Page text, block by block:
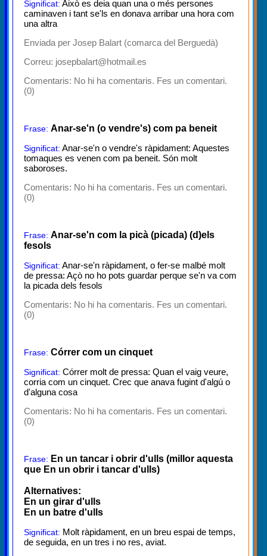
Significat: Això es deia quan una o més persones
caminaven i tant se'ls en donava arribar una hora com
una altra
Enviada per Josep Balart (comarca del Berguedà)
Correu: josepbalart@hotmail.es
Comentaris: No hi ha comentaris. Fes un comentari.
(0)
Frase: Anar-se'n (o vendre's) com pa beneit
Significat: Anar-se'n o vendre's ràpidament: Aquestes
tomaques es venen com pa beneit. Són molt
saboroses.
Comentaris: No hi ha comentaris. Fes un comentari.
(0)
Frase: Anar-se'n com la picà (picada) (d)els
fesols
Significat: Anar-se'n ràpidament, o fer-se malbé molt
de pressa: Açò no ho pots guardar perque se'n va com
la picada dels fesols
Comentaris: No hi ha comentaris. Fes un comentari.
(0)
Frase: Córrer com un cinquet
Significat: Córrer molt de pressa: Quan el vaig veure,
corria com un cinquet. Crec que anava fugint d'algú o
d'alguna cosa
Comentaris: No hi ha comentaris. Fes un comentari.
(0)
Frase: En un tancar i obrir d'ulls (millor aquesta
que En un obrir i tancar d'ulls)
Alternatives:
En un girar d'ulls
En un batre d'ulls
Significat: Molt ràpidament, en un breu espai de temps,
de seguida, en un tres i no res, aviat.